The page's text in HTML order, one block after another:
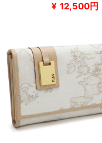
¥ 12,500円